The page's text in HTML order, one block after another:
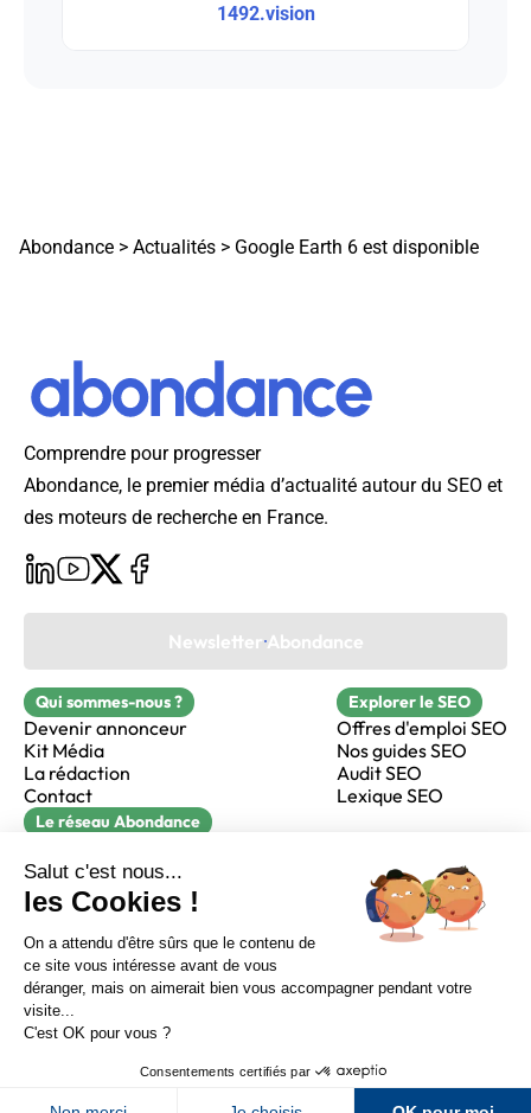
Sur LinkedIn Sur Youtube
Sur X Sur Facebook
Newsletter Abondance
1492.vision
Abondance > Actualités > Google Earth 6 est disponible
Comprendre pour progresser
Abondance, le premier média d’actualité autour du SEO et
des moteurs de recherche en France.
Newsletter Abondance
Qui sommes-nous ?
Devenir annonceur
Kit Média
La rédaction
Contact
Explorer le SEO
Offres d'emploi SEO
Nos guides SEO
Audit SEO
Lexique SEO
Le réseau Abondance
Réacteur
alfie formation
CGV
Confidentialité